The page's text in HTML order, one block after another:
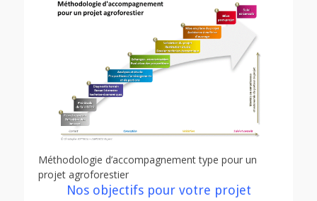
Méthodologie d’accompagnement type pour un
projet agroforestier
Nos objectifs pour votre projet